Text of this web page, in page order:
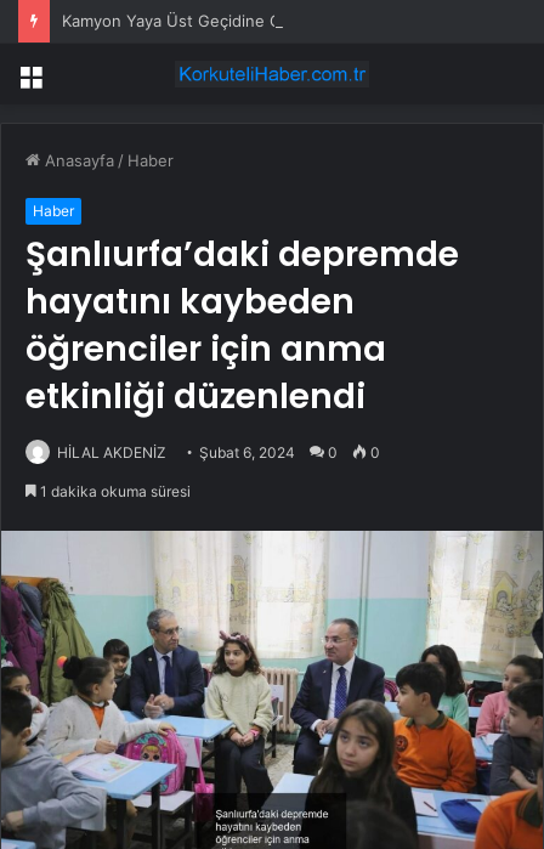
Kamyon Yaya Üst Geçidine Çarptı
Menü
Anasayfa / Haber
Haber
Şanlıurfa’daki depremde
hayatını kaybeden
öğrenciler için anma
etkinliği düzenlendi
HİLAL AKDENİZ Şubat 6, 2024 0 0
1 dakika okuma süresi